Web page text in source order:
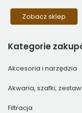
Zobacz sklep
Kategorie
Akcesoria i narzędzia
Akwaria, szafki,
Filtracja